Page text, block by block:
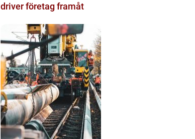
driver företag framåt